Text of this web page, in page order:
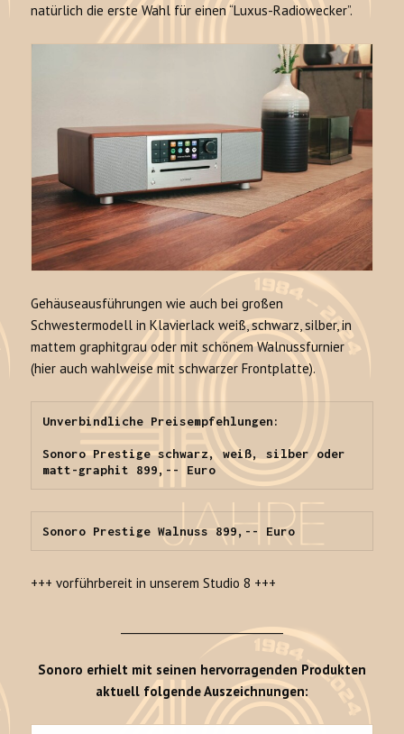
natürlich die erste Wahl für einen “Luxus-Radiowecker”.
Gehäuseausführungen wie auch bei großen
Schwestermodell in Klavierlack weiß, schwarz, silber, in
mattem graphitgrau oder mit schönem Walnussfurnier
(hier auch wahlweise mit schwarzer Frontplatte).
Unverbindliche Preisempfehlungen:
Sonoro Prestige schwarz, weiß, silber oder
matt-graphit 899,-- Euro
Sonoro Prestige Walnuss 899,-- Euro
+++ vorführbereit in unserem Studio 8 +++
______________________________
Sonoro erhielt mit seinen hervorragenden Produkten
aktuell folgende Auszeichnungen: